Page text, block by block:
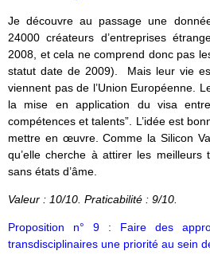
Je découvre au passage une
24000 créateurs d’entreprises
2008, et cela ne comprend donc pas
statut date de 2009). Mais leur vie
viennent pas de l’Union Européenne.
la mise en application du visa
compétences et talents”. L’idée est
mettre en œuvre. Comme la Silicon
qu’elle cherche à attirer les meilleurs
sans états d’âme.
Valeur : 10/10. Praticabilité : 9/10.
Proposition n° 9 : Faire des
transdisciplinaires une priorité au sein